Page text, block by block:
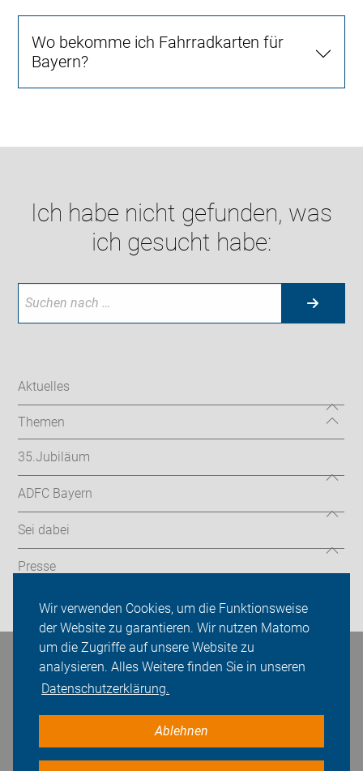
Wir verwenden Cookies, um die Funktionsweise
der Website zu garantieren. Wir nutzen Matomo
um die Zugriffe auf unsere Website zu
analysieren. Alles Weitere finden Sie in unseren
Datenschutzerklärung.
Ablehnen
Wo bekomme ich Fahrradkarten für
Bayern?
Ich habe nicht gefunden, was
ich gesucht habe:
Aktuelles
Themen
35.Jubiläum
ADFC Bayern
Sei dabei
Presse
Login
Bleiben Sie in Kontakt